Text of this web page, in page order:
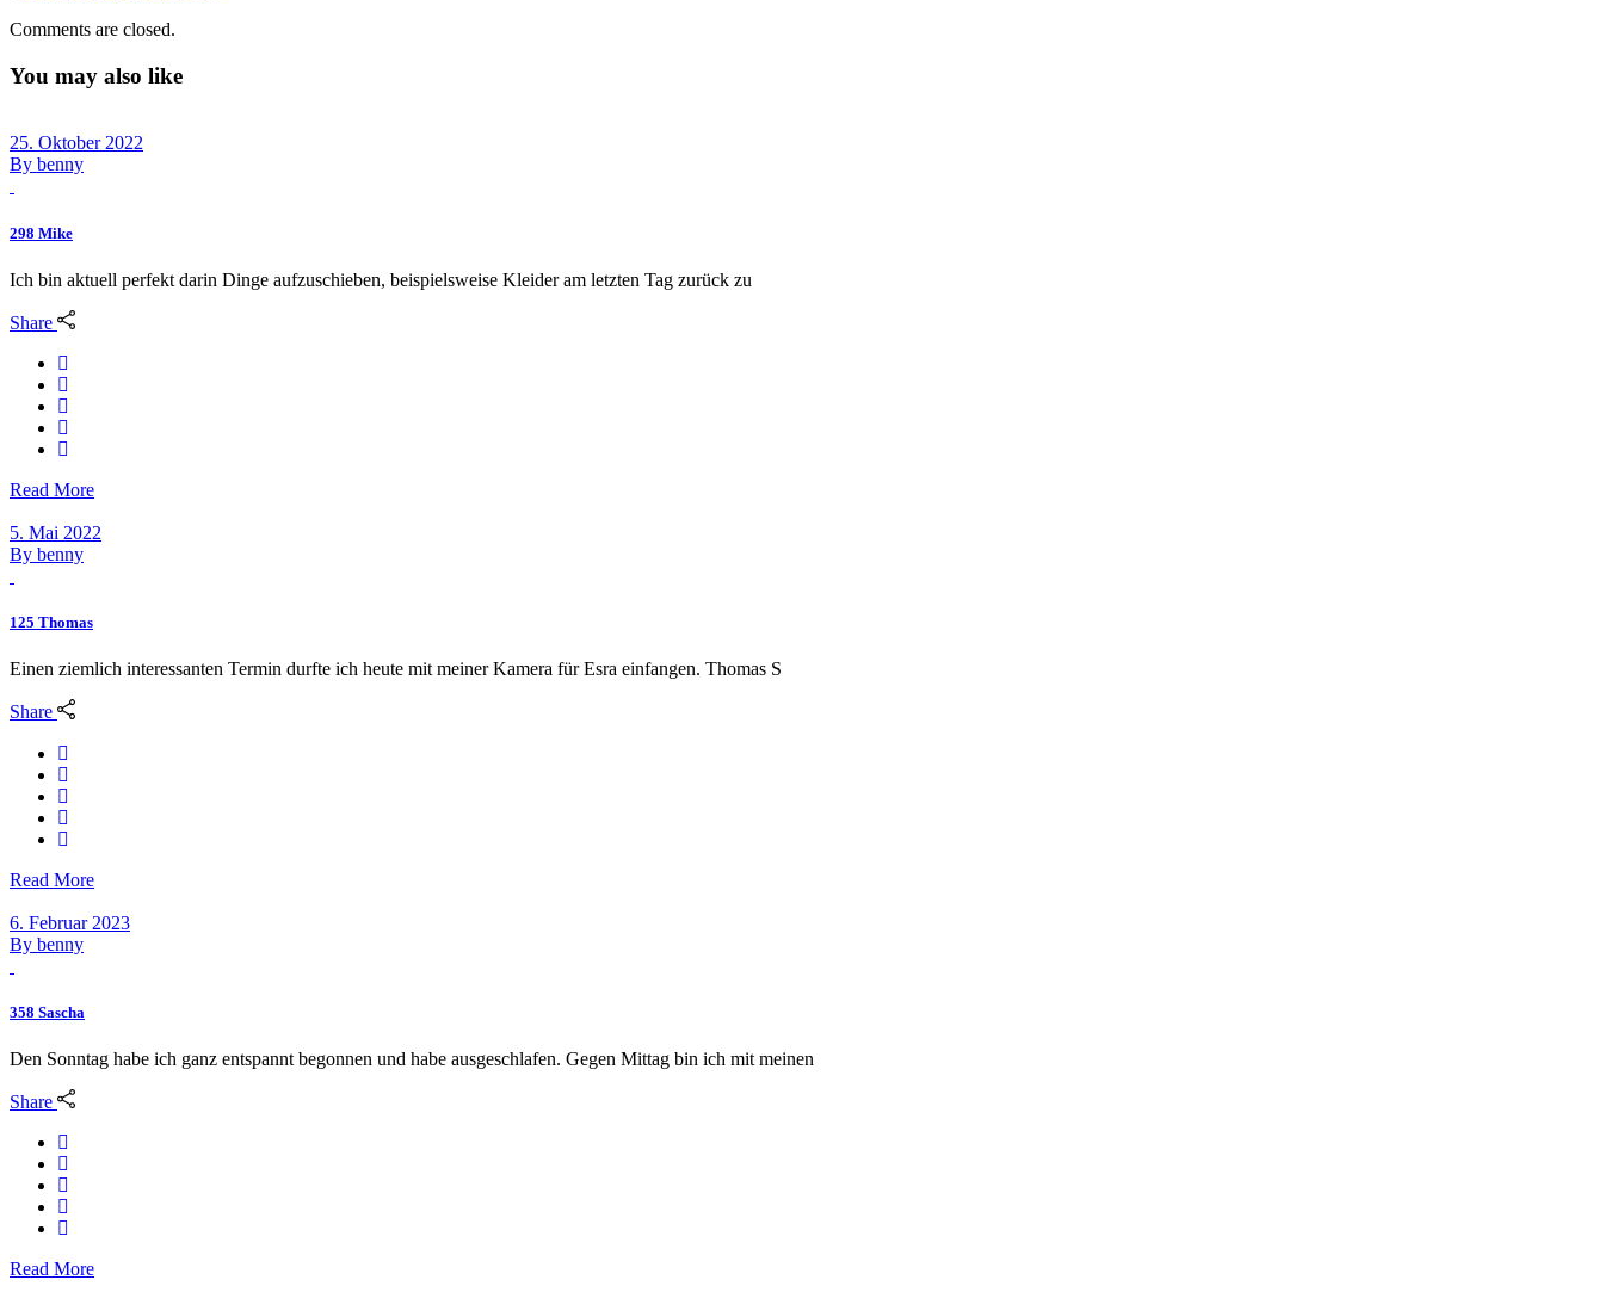
Comments are closed.
You may also like
25. Oktober 2022
By benny
298 Mike
Ich bin aktuell perfekt darin Dinge aufzuschieben, beispielsweise Kleider am letzten Tag zurück zu
Share
Read More
5. Mai 2022
By benny
125 Thomas
Einen ziemlich interessanten Termin durfte ich heute mit meiner Kamera für Esra einfangen. Thomas S
Share
Read More
6. Februar 2023
By benny
358 Sascha
Den Sonntag habe ich ganz entspannt begonnen und habe ausgeschlafen. Gegen Mittag bin ich mit meinen
Share
Read More